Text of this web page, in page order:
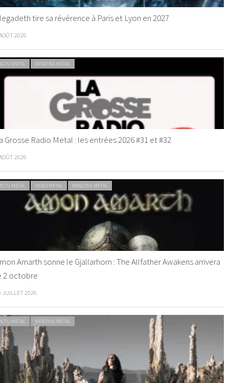
tire sa révérence à Paris et Lyon en 2027
2026
METAL WEBZINE METAL
Grosse Radio Metal : les entrées 2026 #31 et #32
2026
METAL VIDEO METAL WEBZINE METAL
Amarth sonne le Gjallarhorn : The Allfather Awakens arrivera
2 octobre
JUILLET 2026
METAL WEBZINE METAL